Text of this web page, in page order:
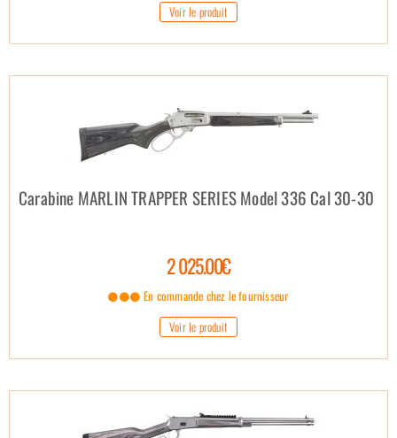
Voir le produit
Carabine MARLIN TRAPPER SERIES Model 336 Cal 30-30
2 025.00€
En commande chez le fournisseur
Voir le produit